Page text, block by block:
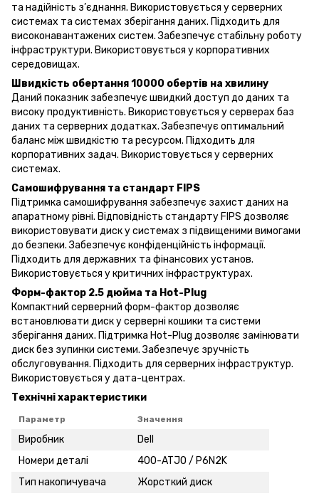
та надійність з’єднання. Використовується у серверних
системах та системах зберігання даних. Підходить для
високонавантажених систем. Забезпечує стабільну роботу
інфраструктури. Використовується у корпоративних
середовищах.
Швидкість обертання 10000 обертів на хвилину
Даний показник забезпечує швидкий доступ до даних та
високу продуктивність. Використовується у серверах баз
даних та серверних додатках. Забезпечує оптимальний
баланс між швидкістю та ресурсом. Підходить для
корпоративних задач. Використовується у серверних
системах.
Самошифрування та стандарт FIPS
Підтримка самошифрування забезпечує захист даних на
апаратному рівні. Відповідність стандарту FIPS дозволяє
використовувати диск у системах з підвищеними вимогами
до безпеки. Забезпечує конфіденційність інформації.
Підходить для державних та фінансових установ.
Використовується у критичних інфраструктурах.
Форм-фактор 2.5 дюйма та Hot-Plug
Компактний серверний форм-фактор дозволяє
встановлювати диск у серверні кошики та системи
зберігання даних. Підтримка Hot-Plug дозволяє замінювати
диск без зупинки системи. Забезпечує зручність
обслуговування. Підходить для серверних інфраструктур.
Використовується у дата-центрах.
Технічні характеристики
Параметр Значення
Виробник
Dell
Номери деталі
400-ATJO / P6N2K
Тип накопичувача
Жорсткий диск